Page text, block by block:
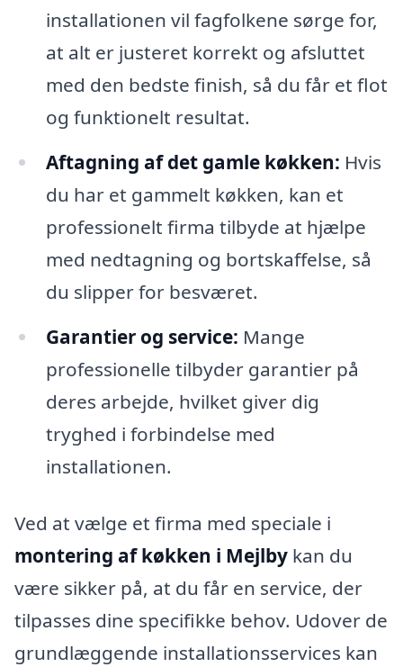
installationen vil fagfolkene sørge for,
at alt er justeret korrekt og afsluttet
med den bedste finish, så du får et flot
og funktionelt resultat.
Aftagning af det gamle køkken: Hvis
du har et gammelt køkken, kan et
professionelt firma tilbyde at hjælpe
med nedtagning og bortskaffelse, så
du slipper for besværet.
Garantier og service: Mange
professionelle tilbyder garantier på
deres arbejde, hvilket giver dig
tryghed i forbindelse med
installationen.
Ved at vælge et firma med speciale i
montering af køkken i Mejlby kan du
være sikker på, at du får en service, der
tilpasses dine specifikke behov. Udover de
grundlæggende installationsservices kan